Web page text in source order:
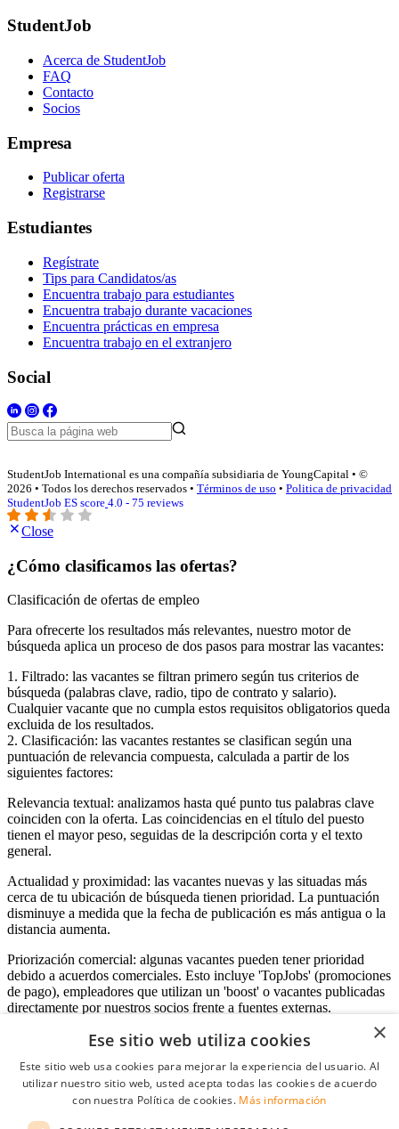
StudentJob
Acerca de StudentJob
FAQ
Contacto
Socios
Empresa
Publicar oferta
Registrarse
Estudiantes
Regístrate
Tips para Candidatos/as
Encuentra trabajo para estudiantes
Encuentra trabajo durante vacaciones
Encuentra prácticas en empresa
Encuentra trabajo en el extranjero
Social
StudentJob International es una compañía subsidiaria de YoungCapital • ©
2026 • Todos los derechos reservados • Términos de uso • Politica de privacidad
StudentJob ES score 4.0 - 75 reviews
Close
¿Cómo clasificamos las ofertas?
Clasificación de ofertas de empleo
Para ofrecerte los resultados más relevantes, nuestro motor de
búsqueda aplica un proceso de dos pasos para mostrar las vacantes:
1. Filtrado: las vacantes se filtran primero según tus criterios de
búsqueda (palabras clave, radio, tipo de contrato y salario).
Cualquier vacante que no cumpla estos requisitos obligatorios queda
excluida de los resultados.
2. Clasificación: las vacantes restantes se clasifican según una
puntuación de relevancia compuesta, calculada a partir de los
siguientes factores:
Relevancia textual: analizamos hasta qué punto tus palabras clave
coinciden con la oferta. Las coincidencias en el título del puesto
tienen el mayor peso, seguidas de la descripción corta y el texto
general.
Actualidad y proximidad: las vacantes nuevas y las situadas más
cerca de tu ubicación de búsqueda tienen prioridad. La puntuación
disminuye a medida que la fecha de publicación es más antigua o la
distancia aumenta.
Priorización comercial: algunas vacantes pueden tener prioridad
debido a acuerdos comerciales. Esto incluye 'TopJobs' (promociones
de pago), empleadores que utilizan un 'boost' o vacantes publicadas
directamente por nuestros socios frente a fuentes externas.
Acceso empresas
×
Ese sitio web utiliza cookies
Este sitio web usa cookies para mejorar la experiencia del usuario. Al
utilizar nuestro sitio web, usted acepta todas las cookies de acuerdo
con nuestra Política de cookies. Más información